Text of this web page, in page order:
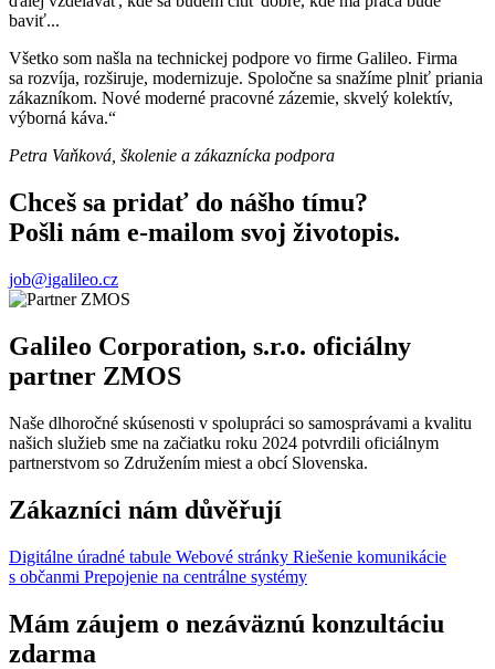
baviť...
Všetko som našla na technickej podpore vo firme Galileo. Firma
sa rozvíja, rozširuje, modernizuje. Spoločne sa snažíme plniť priania
zákazníkom. Nové moderné pracovné zázemie, skvelý kolektív,
výborná káva.“
Petra Vaňková, školenie a zákaznícka podpora
Chceš sa pridať do nášho tímu?
Pošli nám e-mailom svoj životopis.
job@igalileo.cz
Galileo Corporation, s.r.o. oficiálny
partner ZMOS
Naše dlhoročné skúsenosti v spolupráci so samosprávami a kvalitu
našich služieb sme na začiatku roku 2024 potvrdili oficiálnym
partnerstvom so Združením miest a obcí Slovenska.
Zákazníci nám důvěřují
Digitálne úradné tabule Webové stránky Riešenie komunikácie
s občanmi Prepojenie na centrálne systémy
Mám záujem o nezáväznú konzultáciu
zdarma